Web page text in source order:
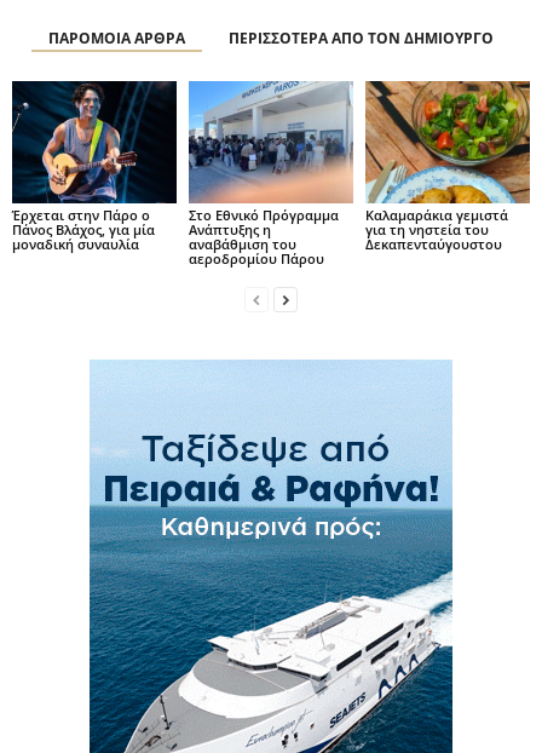
ΠΑΡΟΜΟΙΑ ΑΡΘΡΑ ΠΕΡΙΣΣΟΤΕΡΑ ΑΠΟ ΤΟΝ ΔΗΜΙΟΥΡΓΟ
Έρχεται στην Πάρο ο
Πάνος Βλάχος, για μία
μοναδική συναυλία
Στο Εθνικό Πρόγραμμα
Ανάπτυξης η
αναβάθμιση του
αεροδρομίου Πάρου
Καλαμαράκια γεμιστά
για τη νηστεία του
Δεκαπενταύγουστου